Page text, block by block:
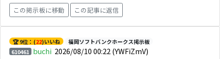
この掲示板に移動 この記事に返信
🏆 9位：(22)いいね
福岡ソフトバンクホークス掲示板
610461 buchi 2026/08/10 00:22(YWFiZmV)